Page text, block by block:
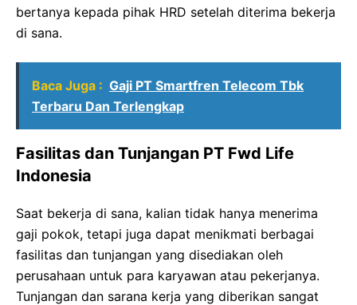
bertanya kepada pihak HRD setelah diterima bekerja
di sana.
Baca Juga : Gaji PT Smartfren Telecom Tbk
Terbaru Dan Terlengkap
Fasilitas dan Tunjangan PT Fwd Life
Indonesia
Saat bekerja di sana, kalian tidak hanya menerima
gaji pokok, tetapi juga dapat menikmati berbagai
fasilitas dan tunjangan yang disediakan oleh
perusahaan untuk para karyawan atau pekerjanya.
Tunjangan dan sarana kerja yang diberikan sangat